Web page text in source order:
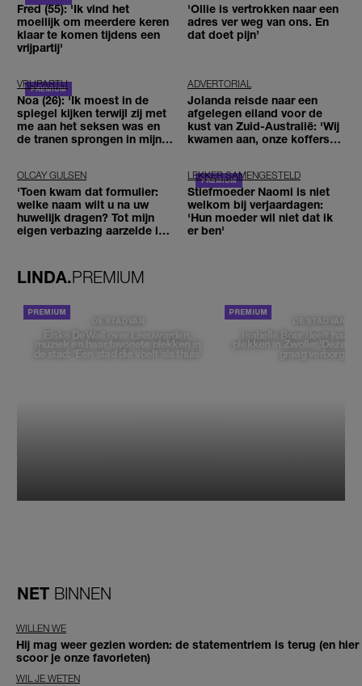
Fred (55): 'Ik vind het
moeilijk om meerdere keren
klaar te komen tijdens een
vrijpartij'
'Ollie is vertrokken naar een
adres ver weg van ons. En
dat doet pijn’
VRIJPARTIJ
Noa (26): 'Ik moest in de
spiegel kijken terwijl zij met
me aan het seksen was en
de tranen sprongen in mijn
ADVERTORIAL
Jolanda reisde naar een
afgelegen eiland voor de
kust van Zuid-Australië: 'Wij
kwamen aan, onze koffers
OLCAY GULSEN
'Toen kwam dat formulier:
welke naam wilt u na uw
huwelijk dragen? Tot mijn
eigen verbazing aarzelde ik
LEKKER SAMENGESTELD
Stiefmoeder Naomi is niet
welkom bij verjaardagen:
'Hun moeder wil niet dat ik
er ben'
LINDA.PREMIUM
DE STAD VAN
Elske DeWall over Leeuwarden,
muziek en haar favoriete plekken in
de stad: 'Een stad die voelt als thuis'
DE STAD VAN
Isabelle Boer deelt haar
plekken in Zwolle: 'Deze
graag verborgen'
NET BINNEN
WILLEN WE
Hij mag weer gezien worden: de statementriem is terug (en hier
scoor je onze favorieten)
WIL JE WETEN